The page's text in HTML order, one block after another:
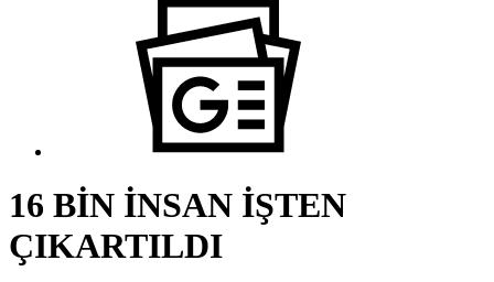
16 BİN İNSAN İŞTEN
ÇIKARTILDI